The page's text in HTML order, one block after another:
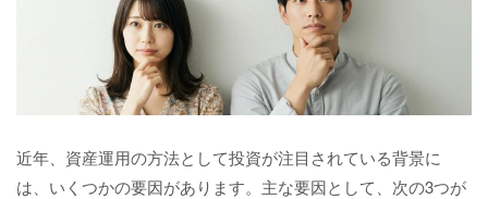
近年、資産運用の方法として投資が注目されている背景に
は、いくつかの要因があります。主な要因として、次の3つが